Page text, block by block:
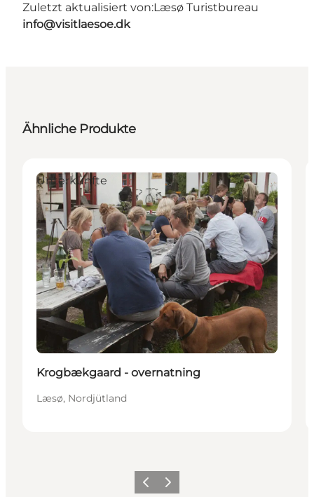
Zuletzt aktualisiert von:Læsø Turistbureau
info@visitlaesoe.dk
Ähnliche Produkte
Unterkünfte
Krogbækgaard - overnatning
Læsø, Nordjütland
ZurückWeiter